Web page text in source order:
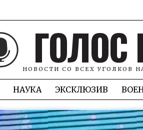
ГОЛОС
НОВОСТИ СО ВСЕХ УГОЛКОВ
НАУКА ЭКСКЛЮЗИВ